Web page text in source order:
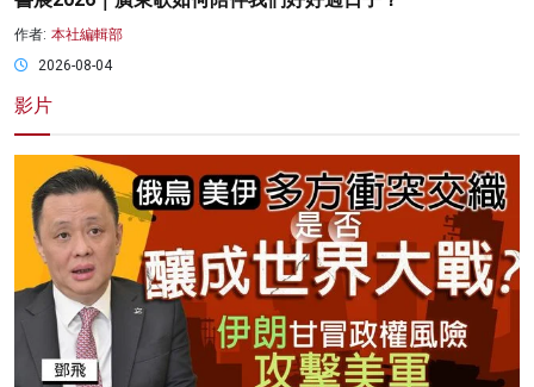
作者: 本社編輯部
2026-08-04
影片